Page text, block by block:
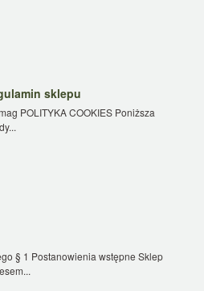
sklepu
POLITYKA COOKIES Poniższa
§ 1 Postanowienia wstępne Sklep